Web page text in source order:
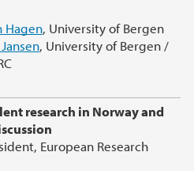
Hagen, University of Bergen
, University of Bergen /
research in Norway and
European Research